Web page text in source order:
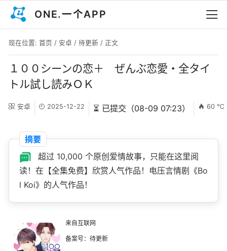
ONE.一个APP
现在位置: 首页 / 安卓 / 待更新 / 正文
１００シーンの恋＋ ぜんぶ恋愛・全タイ
トル試し読みＯＫ
安卓 2025-12-22 ⏳ 已提交（08-09 07:23） 60 ℃
摘要
超过 10,000 个原创爱情故事，只能在这里阅
读！在【全集免费】欣赏人气作品！电压言情剧《Bo
l Koi》的人气作品！
来自互联网
备案号：待更新